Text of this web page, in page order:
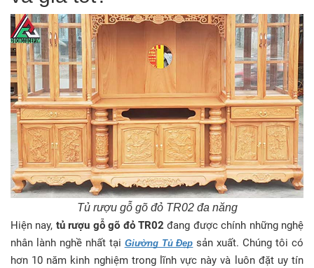
Tủ rượu gỗ gõ đỏ TR02 đa năng
Hiện nay, tủ rượu gỗ gõ đỏ TR02 đang được chính những nghệ
nhân lành nghề nhất tại Giường Tủ Đẹp sản xuất. Chúng tôi có
hơn 10 năm kinh nghiệm trong lĩnh vực này và luôn đặt uy tín